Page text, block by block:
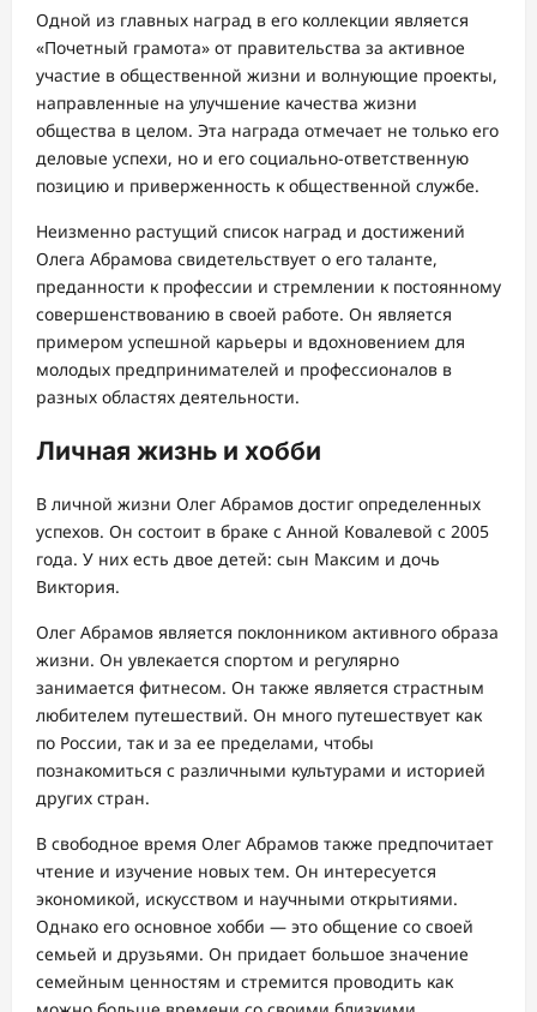
Одной из главных наград в его коллекции является
«Почетный грамота» от правительства за активное
участие в общественной жизни и волнующие проекты,
направленные на улучшение качества жизни
общества в целом. Эта награда отмечает не только его
деловые успехи, но и его социально-ответственную
позицию и приверженность к общественной службе.
Неизменно растущий список наград и достижений
Олега Абрамова свидетельствует о его таланте,
преданности к профессии и стремлении к постоянному
совершенствованию в своей работе. Он является
примером успешной карьеры и вдохновением для
молодых предпринимателей и профессионалов в
разных областях деятельности.
Личная жизнь и хобби
В личной жизни Олег Абрамов достиг определенных
успехов. Он состоит в браке с Анной Ковалевой с 2005
года. У них есть двое детей: сын Максим и дочь
Виктория.
Олег Абрамов является поклонником активного образа
жизни. Он увлекается спортом и регулярно
занимается фитнесом. Он также является страстным
любителем путешествий. Он много путешествует как
по России, так и за ее пределами, чтобы
познакомиться с различными культурами и историей
других стран.
В свободное время Олег Абрамов также предпочитает
чтение и изучение новых тем. Он интересуется
экономикой, искусством и научными открытиями.
Однако его основное хобби — это общение со своей
семьей и друзьями. Он придает большое значение
семейным ценностям и стремится проводить как